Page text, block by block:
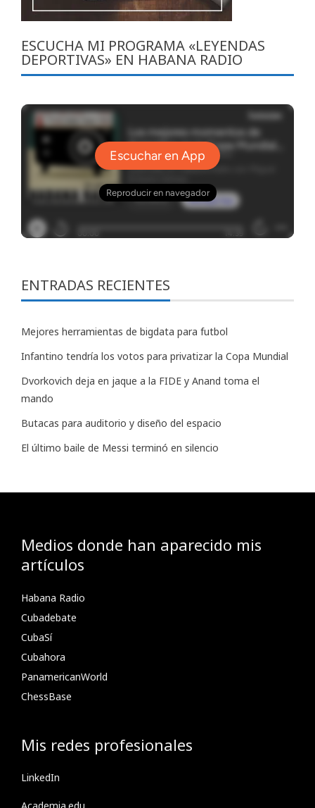
ESCUCHA MI PROGRAMA «LEYENDAS
DEPORTIVAS» EN HABANA RADIO
ENTRADAS RECIENTES
Mejores herramientas de bigdata para futbol
Infantino tendría los votos para privatizar la Copa Mundial
Dvorkovich deja en jaque a la FIDE y Anand toma el
mando
Butacas para auditorio y diseño del espacio
El último baile de Messi terminó en silencio
Medios donde han aparecido mis
artículos
Habana Radio
Cubadebate
CubaSí
Cubahora
PanamericanWorld
ChessBase
Mis redes profesionales
LinkedIn